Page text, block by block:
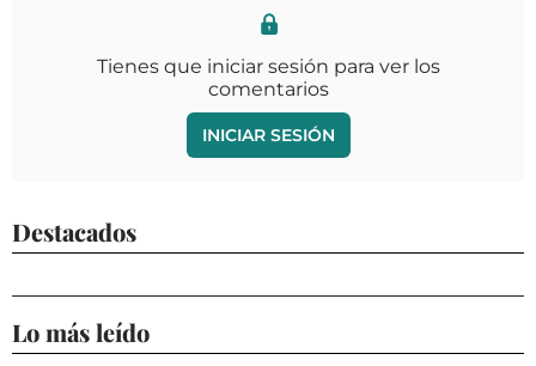
Tienes que iniciar sesión para ver los
comentarios
INICIAR SESIÓN
Destacados
Lo más leído